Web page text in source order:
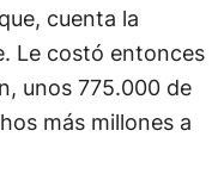
cuenta la
Le costó entonces
unos 775.000 de
más millones a